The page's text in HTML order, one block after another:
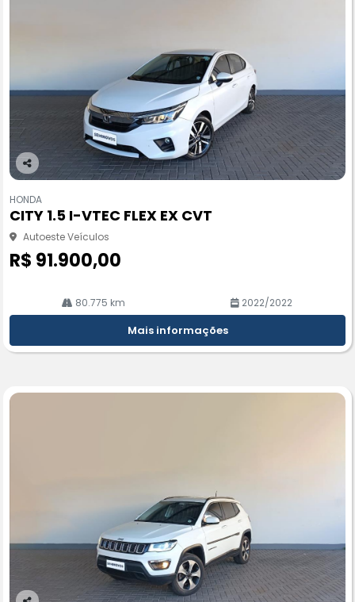
Co
pa
rtil
he
HONDA
CITY 1.5 I-VTEC FLEX EX CVT
Autoeste Veículos
R$ 91.900,00
80.775 km 2022/2022
Mais informações